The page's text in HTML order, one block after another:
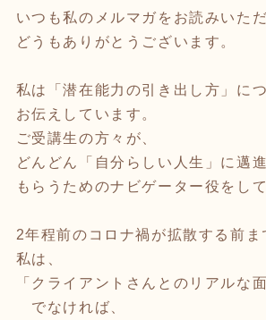
いつも私のメルマガをお読みいただ
どうもありがとうございます。
私は「潜在能力の引き出し方」に
お伝えしています。
ご受講生の方々が、
どんどん「自分らしい人生」に邁
もらうためのナビゲーター役をし
2年程前のコロナ禍が拡散する前ま
私は、
「クライアントさんとのリアルな
でなければ、